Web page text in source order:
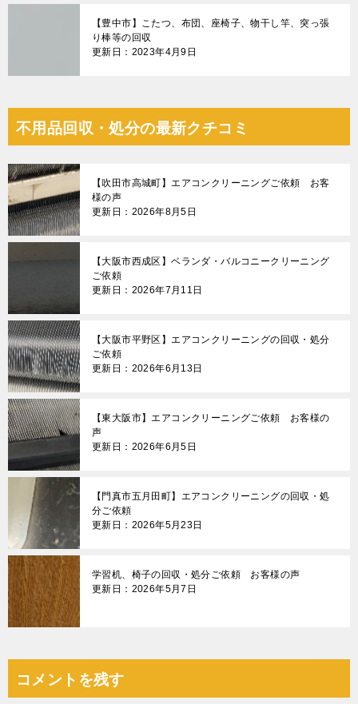
【豊中市】こたつ、布団、座椅子、物干し竿、突っ張
り棒等の回収
更新日：2023年4月9日
不用品回収・処分の最新クチコミ
【吹田市高城町】エアコンクリーニングご依頼 お客
様の声
更新日：2026年8月5日
【大阪市西成区】ベランダ・バルコニークリーニング
ご依頼
更新日：2026年7月11日
【大阪市平野区】エアコンクリーニングの回収・処分
ご依頼
更新日：2026年6月13日
【東大阪市】エアコンクリーニングご依頼 お客様の
声
更新日：2026年6月5日
【門真市五月田町】エアコンクリーニングの回収・処
分ご依頼
更新日：2026年5月23日
学習机、椅子の回収・処分ご依頼 お客様の声
更新日：2026年5月7日
コメントを残す